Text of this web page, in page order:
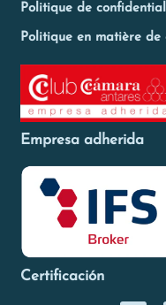
Politique de
Politique en matière de
Empresa adherida
Certificación